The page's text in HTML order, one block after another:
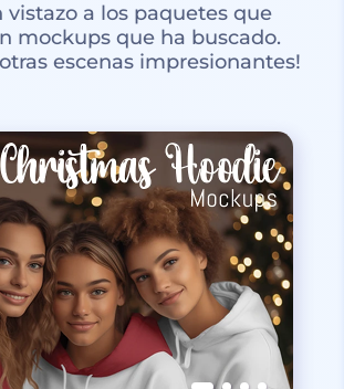
vistazo a los paquetes que
mockups que ha buscado.
escenas impresionantes!